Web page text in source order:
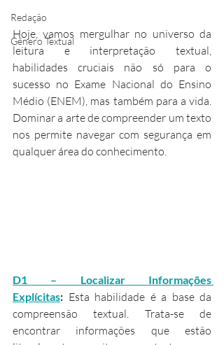
Redação
Gênero Textual
Hoje, vamos mergulhar no universo da
leitura e interpretação textual,
habilidades cruciais não só para o
sucesso no Exame Nacional do Ensino
Médio (ENEM), mas também para a vida.
Dominar a arte de compreender um texto
nos permite navegar com segurança em
qualquer área do conhecimento.
D1 – Localizar Informações
Explícitas: Esta habilidade é a base da
compreensão textual. Trata-se de
encontrar informações que estão